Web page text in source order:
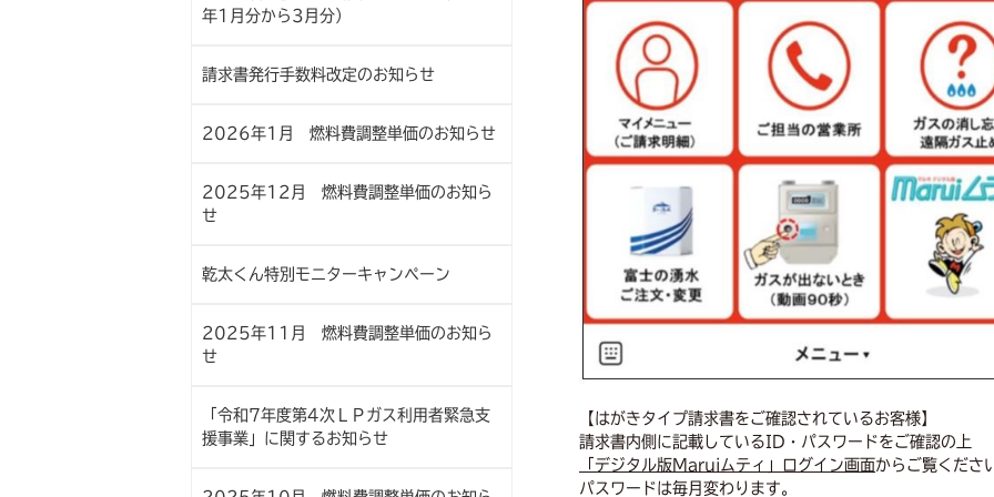
年1月分から3月分）
請求書発行手数料改定のお知らせ
2026年1月 燃料費調整単価のお知らせ
2025年12月 燃料費調整単価のお知ら
せ
乾太くん特別モニターキャンペーン
2025年11月 燃料費調整単価のお知ら
せ
「令和7年度第4次ＬＰガス利用者緊急支
援事業」に関するお知らせ
【はがきタイプ請求書をご確認されているお客様】
請求書内側に記載しているID・パスワードをご確認の上
「デジタル版Maruiムティ」ログイン画面からご覧くださ
パスワードは毎月変わります。